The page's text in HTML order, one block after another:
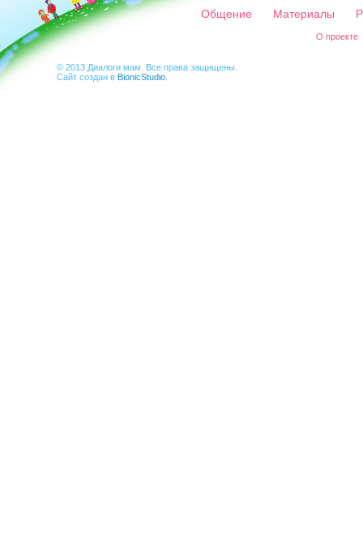
Общение Материалы
О проекте
© 2013 Диалоги мам. Все права защищены.
Сайт создан в BionicStudio